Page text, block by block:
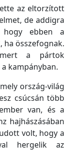
az eltorzított
de addigra
hogy ebben a
ha összefognak.
a pártok
kampányban.
ország-világ
csúcsán több
van, és a
hajhászásában
volt, hogy a
hergelik az